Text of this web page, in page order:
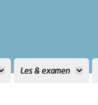
Les & examen